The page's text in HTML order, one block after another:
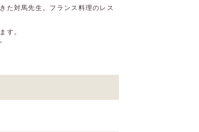
た対馬先生。フランス料理のレス
す。